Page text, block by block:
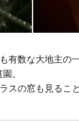
有数な大地主
。
の窓も見ること